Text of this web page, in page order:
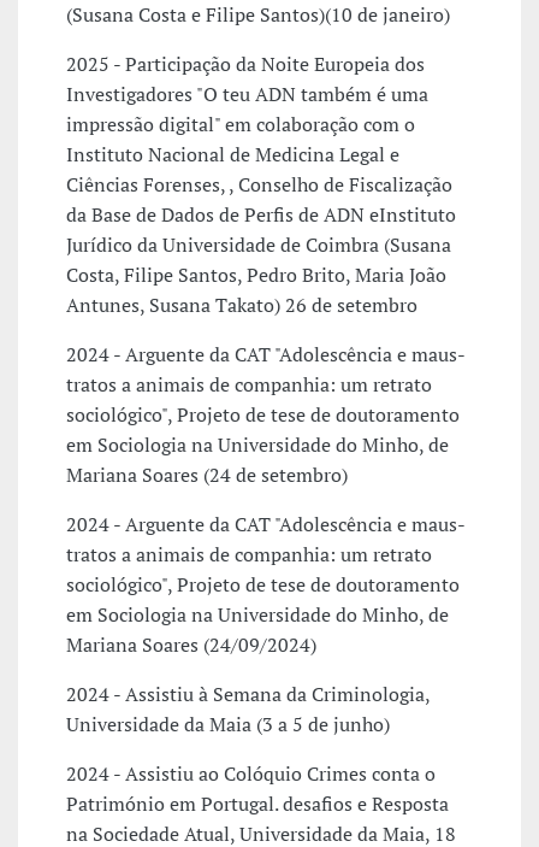
(Susana Costa e Filipe Santos)(10 de janeiro)
2025 - Participação da Noite Europeia dos
Investigadores "O teu ADN também é uma
impressão digital" em colaboração com o
Instituto Nacional de Medicina Legal e
Ciências Forenses, , Conselho de Fiscalização
da Base de Dados de Perfis de ADN eInstituto
Jurídico da Universidade de Coimbra (Susana
Costa, Filipe Santos, Pedro Brito, Maria João
Antunes, Susana Takato) 26 de setembro
2024 - Arguente da CAT "Adolescência e maus-
tratos a animais de companhia: um retrato
sociológico", Projeto de tese de doutoramento
em Sociologia na Universidade do Minho, de
Mariana Soares (24 de setembro)
2024 - Arguente da CAT "Adolescência e maus-
tratos a animais de companhia: um retrato
sociológico", Projeto de tese de doutoramento
em Sociologia na Universidade do Minho, de
Mariana Soares (24/09/2024)
2024 - Assistiu à Semana da Criminologia,
Universidade da Maia (3 a 5 de junho)
2024 - Assistiu ao Colóquio Crimes conta o
Património em Portugal. desafios e Resposta
na Sociedade Atual, Universidade da Maia, 18